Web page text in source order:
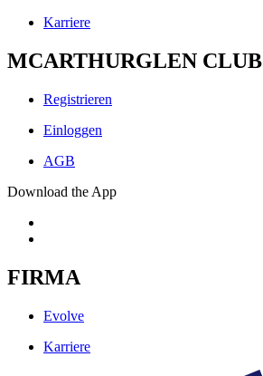
Karriere
MCARTHURGLEN CLUB
Registrieren
Einloggen
AGB
Download the App
FIRMA
Evolve
Karriere